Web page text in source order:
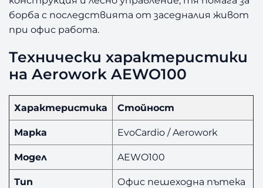
борба с последствията от заседналия живот
при офис работа.
Технически характеристики
на Aerowork AEWO100
Характеристика Стойност
Марка EvoCardio / Aerowork
Модел AEWO100
Тип Офис пешеходна пътека